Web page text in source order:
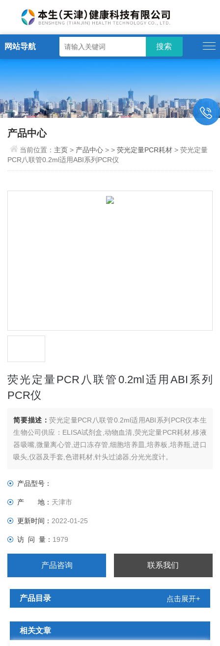
网站导航
产品中心
当前位置： 主页> 产品中心 > >荧光定量PCR耗材 > 荧光定量
PCR八联管0.2ml适用ABI系列PCR仪
荧光定量PCR八联管0.2ml适用ABI系列
PCR仪
简要描述：荧光定量PCR八联管0.2ml适用ABI系列PCR仪本生
生物公司供应：ELISA试剂盒,动物血清,荧光定量PCR耗材,移液
器吸嘴,微量离心管,进口冻存管,细胞培养皿,培养板,培养瓶,进口
吸头,仪器及手套,色谱耗材,针头过滤器,分光光度计。
产品型号：
产 地： 天津市
更新时间：2022-01-25
访 问 量： 1979
产品咨询 联系我们
产品目录 点击展开+
相关文章